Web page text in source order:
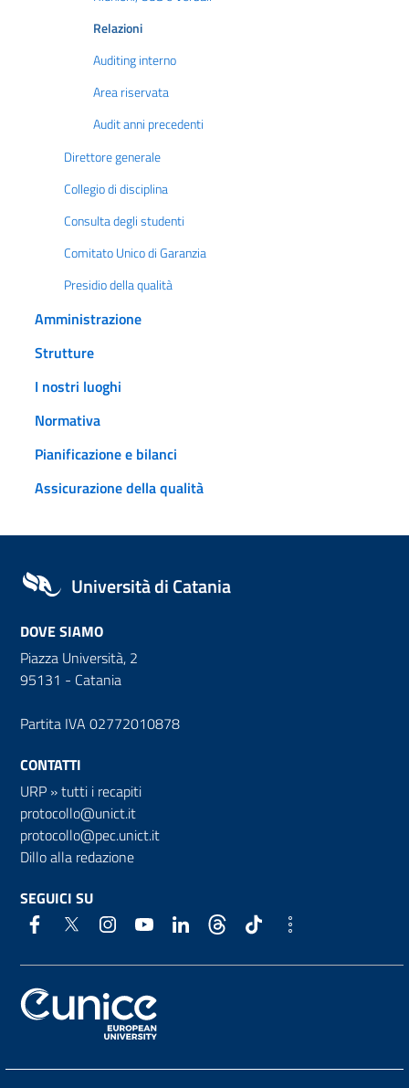
Relazioni
Auditing interno
Area riservata
Audit anni precedenti
Direttore generale
Collegio di disciplina
Consulta degli studenti
Comitato Unico di Garanzia
Presidio della qualità
Amministrazione
Strutture
I nostri luoghi
Normativa
Pianificazione e bilanci
Assicurazione della qualità
Università di Catania
DOVE SIAMO
Piazza Università, 2
95131 - Catania
Partita IVA 02772010878
CONTATTI
URP »tutti i recapiti
protocollo@unict.it
protocollo@pec.unict.it
Dillo alla redazione
SEGUICI SU